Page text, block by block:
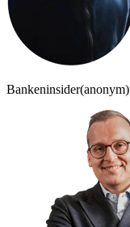
Bankeninsider(anonym)